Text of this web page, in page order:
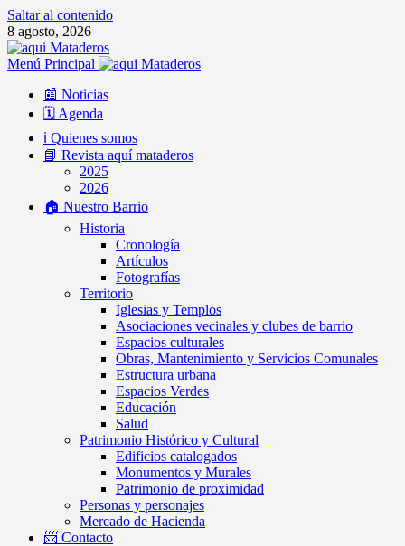
Saltar al contenido
8 agosto, 2026
Menú Principal
📰 Noticias
🗓️ Agenda
ℹ️ Quienes somos
📘 Revista aquí mataderos
2025
2026
🏠 Nuestro Barrio
Historia
Cronología
Artículos
Fotografías
Territorio
Iglesias y Templos
Asociaciones vecinales y clubes de barrio
Espacios culturales
Obras, Mantenimiento y Servicios Comunales
Estructura urbana
Espacios Verdes
Educación
Salud
Patrimonio Histórico y Cultural
Edificios catalogados
Monumentos y Murales
Patrimonio de proximidad
Personas y personajes
Mercado de Hacienda
📨 Contacto